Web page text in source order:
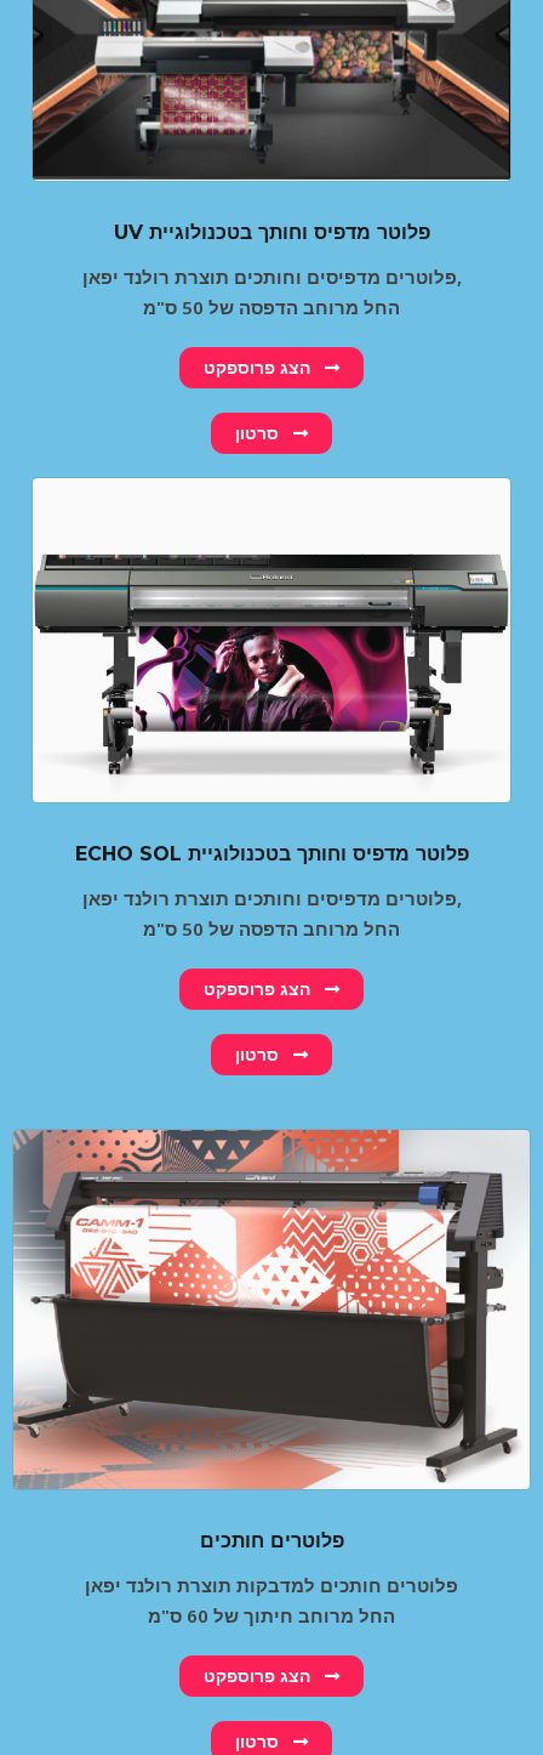
UV פלוטר מדפיס וחותך בטכנולוגיית
פלוטרים מדפיסים וחותכים תוצרת רולנד יפאן,
החל מרוחב הדפסה של 50 ס"מ
הצג פרוספקט
סרטון
ECHO SOL פלוטר מדפיס וחותך בטכנולוגיית
פלוטרים מדפיסים וחותכים תוצרת רולנד יפאן,
החל מרוחב הדפסה של 50 ס"מ
הצג פרוספקט
סרטון
פלוטרים חותכים
פלוטרים חותכים למדבקות תוצרת רולנד יפאן
החל מרוחב חיתוך של 60 ס"מ
הצג פרוספקט
סרטון